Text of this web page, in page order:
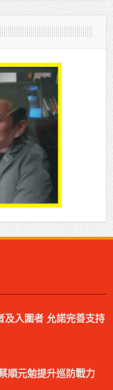
及入圍者 允諾完善支持
順元勉提升巡防戰力